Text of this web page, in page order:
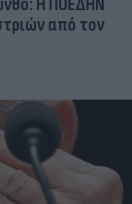
από τον